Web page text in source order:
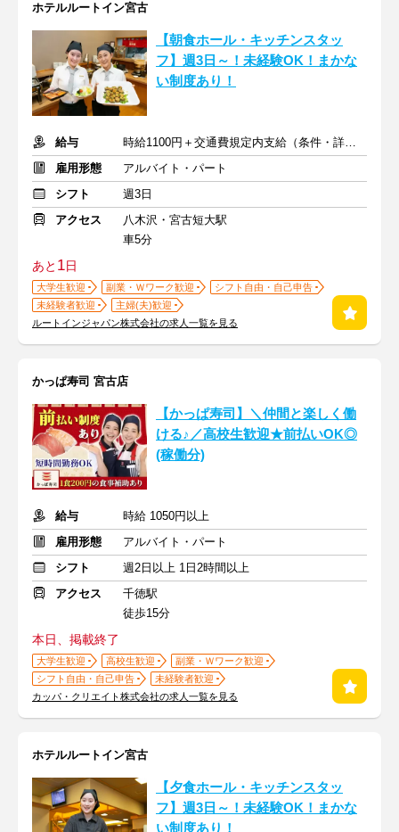
ホテルルートイン宮古
【朝食ホール・キッチンスタッ
フ】週3日～！未経験OK！まかな
い制度あり！
給与
時給1100円＋交通費規定内支給（条件・詳細は面接にて）
雇用形態
アルバイト・パート
シフト
週3日
アクセス
八木沢・宮古短大駅
車5分
あと 1日
大学生歓迎 副業・Ｗワーク歓迎
シフト自由・自己申告
未経験者歓迎
主婦(夫)歓迎
ルートインジャパン株式会社の求人一覧を見る
かっぱ寿司 宮古店
【かっぱ寿司】＼仲間と楽しく働
ける♪／高校生歓迎★前払いOK◎
(稼働分)
給与
時給 1050円以上
雇用形態
アルバイト・パート
シフト
週2日以上 1日2時間以上
アクセス
千徳駅
徒歩15分
本日、掲載終了
大学生歓迎 高校生歓迎
副業・Ｗワーク歓迎
シフト自由・自己申告
未経験者歓迎
カッパ・クリエイト株式会社の求人一覧を見る
ホテルルートイン宮古
【夕食ホール・キッチンスタッ
フ】週3日～！未経験OK！まかな
い制度あり！